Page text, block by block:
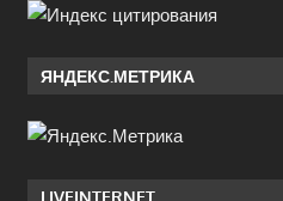
ЯНДЕКС.МЕТРИКА